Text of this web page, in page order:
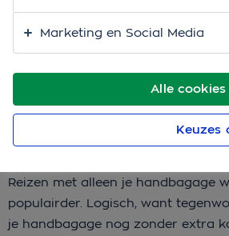
Reizen met alleen je handbagage
populairder. Logisch, want
je handbagage nog zonder extra
Alle
Marketing en Social Media
Keuzes